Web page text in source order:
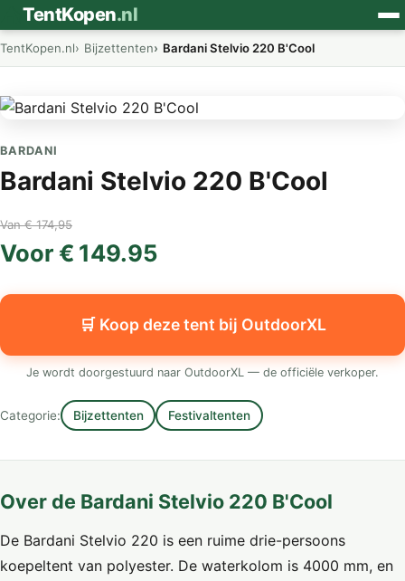
TentKopen.nl
TentKopen.nl Bijzettenten Bardani Stelvio 220 B'Cool
BARDANI
Bardani Stelvio 220 B'Cool
Van € 174,95
Voor € 149.95
🛒 Koop deze tent bij OutdoorXL
Je wordt doorgestuurd naar OutdoorXL — de officiële verkoper.
Categorie: Bijzettenten Festivaltenten
Over de Bardani Stelvio 220 B'Cool
De Bardani Stelvio 220 is een ruime drie-persoons
koepeltent van polyester. De waterkolom is 4000 mm, en